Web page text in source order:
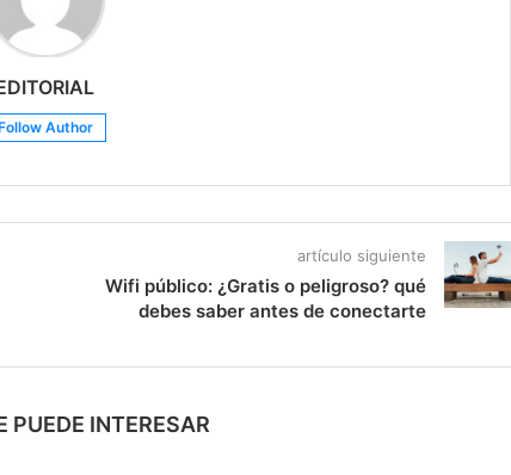
Author
artículo siguiente
Wifi público: ¿Gratis o peligroso? qué
debes saber antes de conectarte
PUEDE INTERESAR